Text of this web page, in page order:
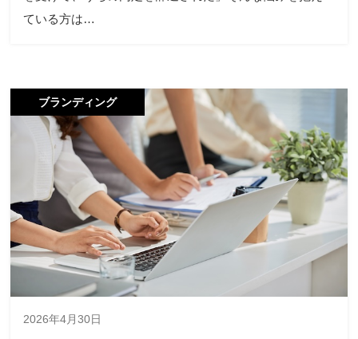
ている方は…
ブランディング
2026年4月30日